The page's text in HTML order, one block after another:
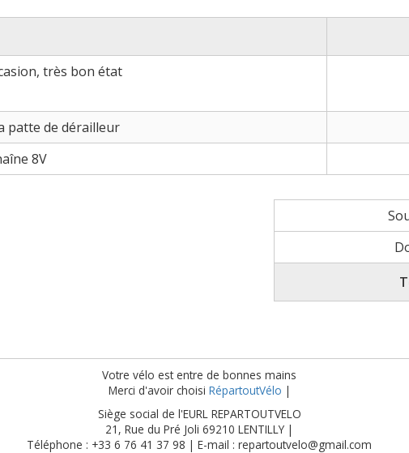
très bon état
patte de dérailleur
8V
Votre vélo est entre de bonnes mains
Merci d'avoir choisi RépartoutVélo |
Siège social de l'EURL REPARTOUTVELO
21, Rue du Pré Joli 69210 LENTILLY |
Téléphone : +33 6 76 41 37 98 | E-mail : repartoutvelo@gmail.com